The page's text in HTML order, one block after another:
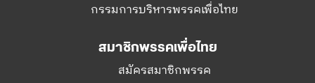
กรรมการบริหารพรรคเพื่อไทย
สมาชิกพรรคเพื่อไทย
สมัครสมาชิกพรรค